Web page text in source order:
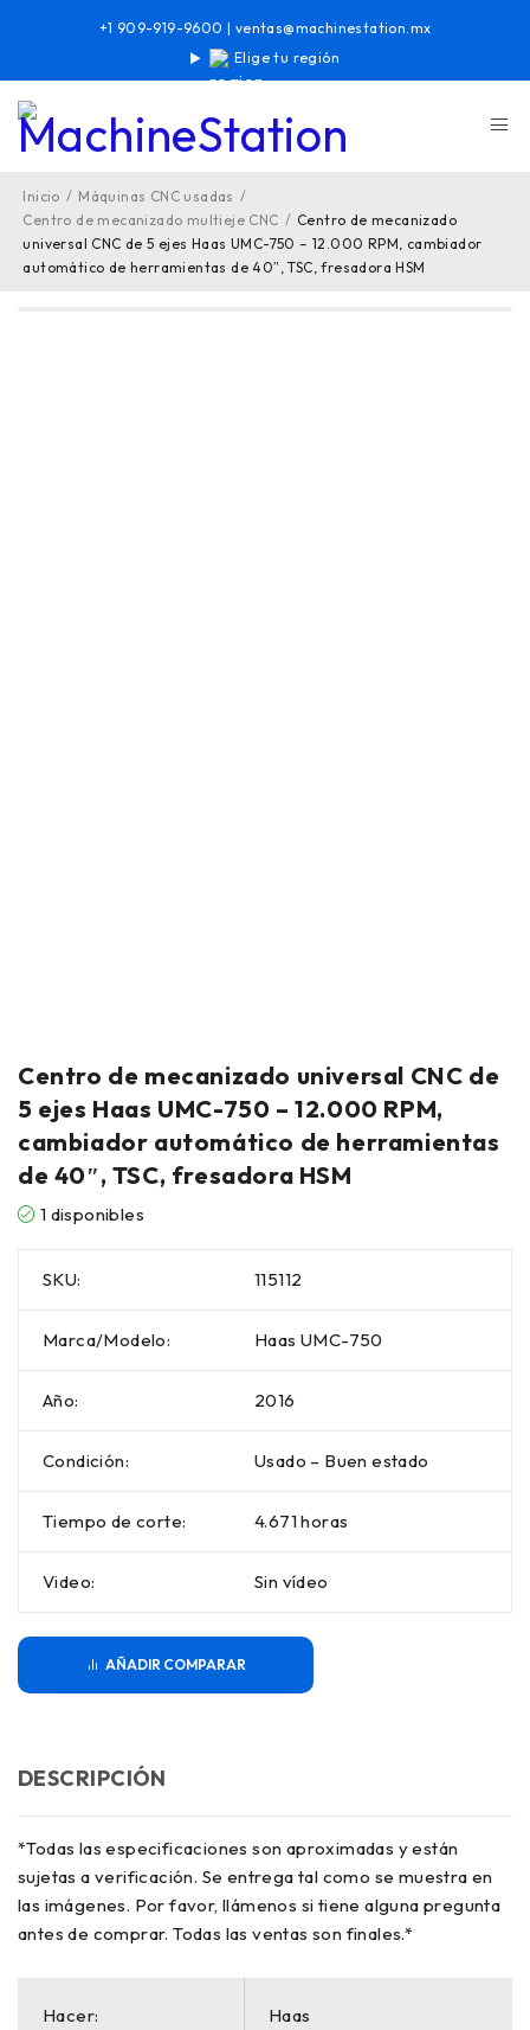
Elige tu región
+1 909-919-9600 | ventas@machinestation.mx
Inicio / Máquinas CNC usadas /
Centro de mecanizado multieje CNC / Centro de mecanizado
universal CNC de 5 ejes Haas UMC-750 – 12.000 RPM, cambiador
automático de herramientas de 40″, TSC, fresadora HSM
Centro de mecanizado universal CNC de
5 ejes Haas UMC-750 – 12.000 RPM,
cambiador automático de herramientas
de 40″, TSC, fresadora HSM
1 disponibles
SKU: 115112
Marca/Modelo: Haas UMC-750
Año: 2016
Condición: Usado – Buen estado
Tiempo de corte: 4.671 horas
Video: Sin vídeo
COMPARAR
DESCRIPCIÓN
*Todas las especificaciones son aproximadas y están
sujetas a verificación. Se entrega tal como se muestra en
las imágenes. Por favor, llámenos si tiene alguna pregunta
antes de comprar. Todas las ventas son finales.*
Hacer: Haas